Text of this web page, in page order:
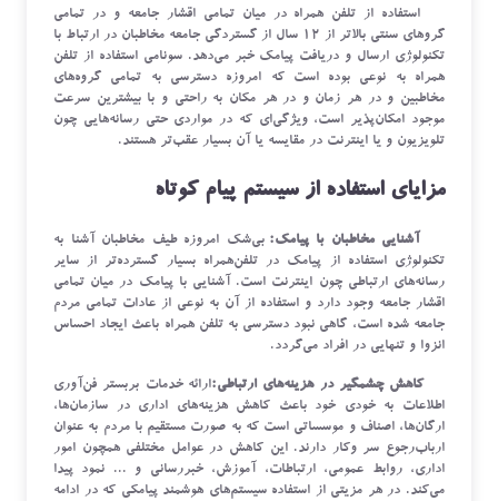
استفاده از تلفن همراه در میان تمامی اقشار جامعه و در تمامی
گرو‌های سنتی بالاتر از 12 سال از گستردگی جامعه مخاطبان در ارتباط با
تکنولوژی ارسال و دریافت پیامک خبر می‌دهد. سونامی استفاده از تلفن
همراه به نوعی بوده است که امروزه دسترسی به تمامی گرو‌ه‌های
مخاطبین و در هر زمان و در هر مکان به راحتی و با بیشترین سرعت
موجود امکان‌پذیر است، ویژگی‌ای که در مواردی حتی رسانه‌هایی چون
تلویزیون و یا اینترنت در مقایسه یا آن بسیار عقب‌تر هستند.
مزایای استفاده از سیستم پیام کوتاه
آشنایی مخاطبان با پیامک: بی‌شک امروزه طیف مخاطبان آشنا به
تکنولوژی استفاده از پیامک در تلفن‌همراه بسیار گسترده‌تر از سایر
رسانه‌های ارتباطی چون اینترنت است. آشنایی با پیامک در میان تمامی
اقشار جامعه وجود دارد و استفاده از آن به نوعی از عادات تمامی مردم
جامعه شده است، گاهی نبود دسترسی به تلفن همراه باعث ایجاد احساس
انزوا و تنهایی در افراد می‌گردد.
کاهش چشمگیر در هزینه‌های ارتباطی:ارائه خدمات بربستر فن‌آوری
اطلاعات به خودی خود باعث کاهش هزینه‌های اداری در سازمان‌ها،
ارگان‌ها، اصناف و موسساتی است که به صورت مستقیم با مردم به عنوان
ارباب‌رجوع سر وکار دارند. این کاهش در عوامل مختلفی همچون امور
اداری، روابط عمومی، ارتباطات، آموزش، خبررسانی و ... نمود پیدا
می‌کند. در هر مزیتی از استفاده سیستم‌های هوشمند پیامکی که در ادامه